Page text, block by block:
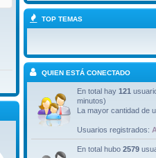
TOP TEMAS
QUIEN ESTÁ CONECTADO
En total hay 121
minutos)
La mayor cantidad de
Usuarios registrados:
En total hubo 2579